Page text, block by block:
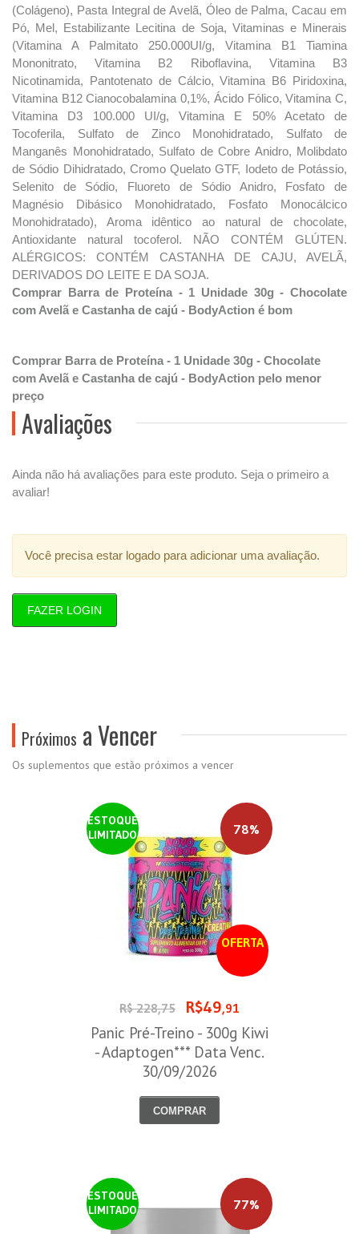
(Colágeno), Pasta Integral de Avelã, Óleo de Palma, Cacau em
Pó, Mel, Estabilizante Lecitina de Soja, Vitaminas e Minerais
(Vitamina A Palmitato 250.000UI/g, Vitamina B1 Tiamina
Mononitrato, Vitamina B2 Riboflavina, Vitamina B3
Nicotinamida, Pantotenato de Cálcio, Vitamina B6 Piridoxina,
Vitamina B12 Cianocobalamina 0,1%, Ácido Fólico, Vitamina C,
Vitamina D3 100.000 UI/g, Vitamina E 50% Acetato de
Tocoferila, Sulfato de Zinco Monohidratado, Sulfato de
Manganês Monohidratado, Sulfato de Cobre Anidro, Molibdato
de Sódio Dihidratado, Cromo Quelato GTF, Iodeto de Potássio,
Selenito de Sódio, Fluoreto de Sódio Anidro, Fosfato de
Magnésio Dibásico Monohidratado, Fosfato Monocálcico
Monohidratado), Aroma idêntico ao natural de chocolate,
Antioxidante natural tocoferol. NÃO CONTÉM GLÚTEN.
ALÉRGICOS: CONTÉM CASTANHA DE CAJU, AVELÃ,
DERIVADOS DO LEITE E DA SOJA.
Comprar Barra de Proteína - 1 Unidade 30g - Chocolate
com Avelã e Castanha de cajú - BodyAction é bom
Comprar Barra de Proteína - 1 Unidade 30g - Chocolate
com Avelã e Castanha de cajú - BodyAction pelo menor
preço
Avaliações
Ainda não há avaliações para este produto. Seja o primeiro a
avaliar!
Você precisa estar logado para adicionar uma avaliação.
FAZER LOGIN
Próximos a Vencer
Os suplementos que estão próximos a vencer
ESTOQUE
LIMITADO
OFERTA
78%
R$ 228,75 R$49,91
Panic Pré-Treino - 300g Kiwi
- Adaptogen*** Data Venc.
30/09/2026
COMPRAR
ESTOQUE
LIMITADO
77%